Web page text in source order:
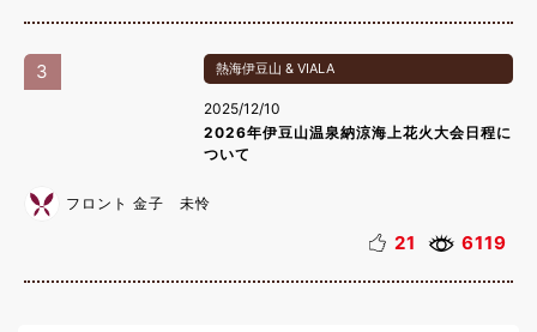
3 熱海伊豆山 & VIALA
2025/12/10
2026年伊豆山温泉納涼海上花火大会日程に
ついて
フロント 金子 未怜
21 6119